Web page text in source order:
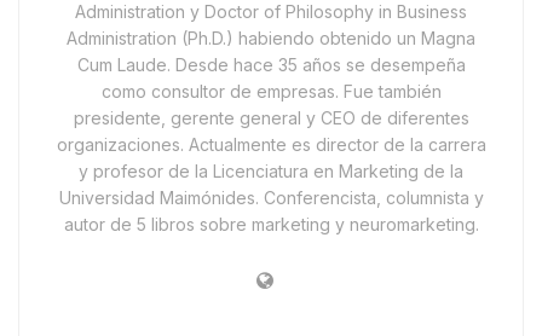
Administration y Doctor of Philosophy in Business
Administration (Ph.D.) habiendo obtenido un Magna
Cum Laude. Desde hace 35 años se desempeña
como consultor de empresas. Fue también
presidente, gerente general y CEO de diferentes
organizaciones. Actualmente es director de la carrera
y profesor de la Licenciatura en Marketing de la
Universidad Maimónides. Conferencista, columnista y
autor de 5 libros sobre marketing y neuromarketing.